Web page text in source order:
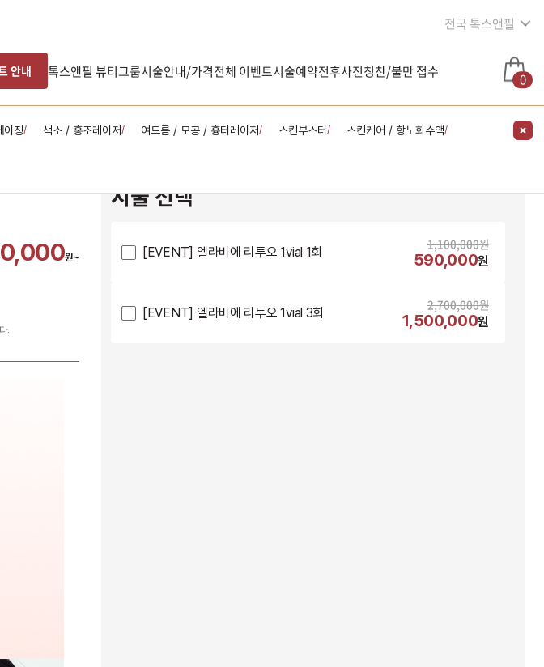
전국 톡스앤필
안내 톡스앤필 뷰티그룹시술안내/가격전체 이벤트시술예약전후사진칭찬/불만 접수 0
이징/ 색소 / 홍조레이저/ 여드름 / 모공 / 흉터레이저/ 스킨부스터/ 스킨케어 / 항노화수액/
원~
.
시술 선택
[EVENT] 엘라비에 리투오 1vial 1회 1,100,000원
590,000원
[EVENT] 엘라비에 리투오 1vial 3회 2,700,000원
1,500,000원